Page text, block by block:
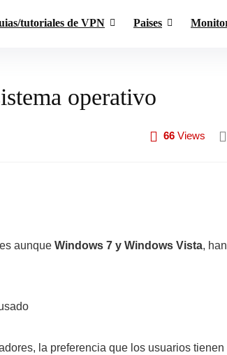
tutoriales de VPN Paises
operativo
66 Views
aunque Windows 7 y Windows Vista, han
la preferencia que los usuarios tienen